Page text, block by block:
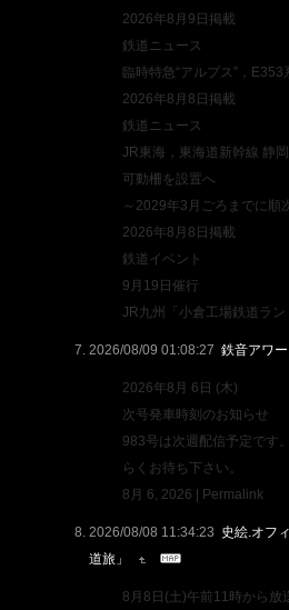
2026年8月9日掲載
鉄道ニュース
臨時特急“アルプス”，E353
2026年8月8日掲載
鉄道ニュース
JR東海，東海道新幹線 静
可動柵を設置へ
～2029年3月ごろまでに順
2026年8月8日掲載
鉄道イベント
9月19日催行
JR九州「小倉工場鉄道ラン
2026/08/09 01:08:27 鉄音アワー
2026年8月 6日 (木)
次号発車時刻のお知らせ
983号は次週配信予定です
らくお待ち下さい。
8月 6, 2026 | Permalink
2026/08/08 11:34:23 史絵.オフ
道旅」
8月8日(土)午前11時から放